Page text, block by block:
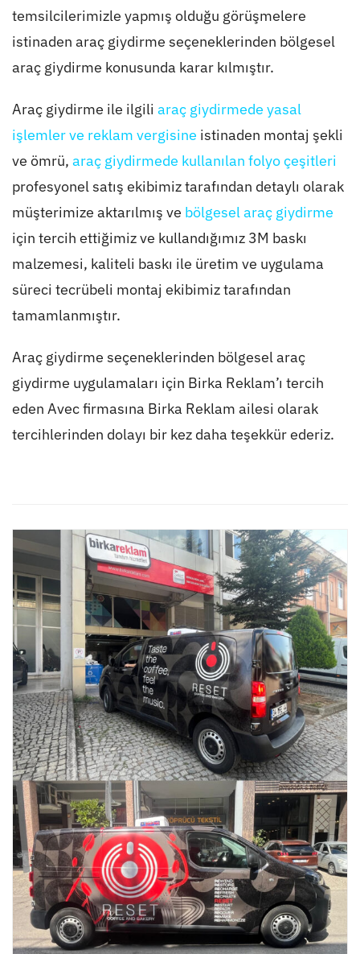
temsilcilerimizle yapmış olduğu görüşmelere
istinaden araç giydirme seçeneklerinden bölgesel
araç giydirme konusunda karar kılmıştır.
Araç giydirme ile ilgili araç giydirmede yasal
işlemler ve reklam vergisine istinaden montaj şekli
ve ömrü, araç giydirmede kullanılan folyo çeşitleri
profesyonel satış ekibimiz tarafından detaylı olarak
müşterimize aktarılmış ve bölgesel araç giydirme
için tercih ettiğimiz ve kullandığımız 3M baskı
malzemesi, kaliteli baskı ile üretim ve uygulama
süreci tecrübeli montaj ekibimiz tarafından
tamamlanmıştır.
Araç giydirme seçeneklerinden bölgesel araç
giydirme uygulamaları için Birka Reklam’ı tercih
eden Avec firmasına Birka Reklam ailesi olarak
tercihlerinden dolayı bir kez daha teşekkür ederiz.